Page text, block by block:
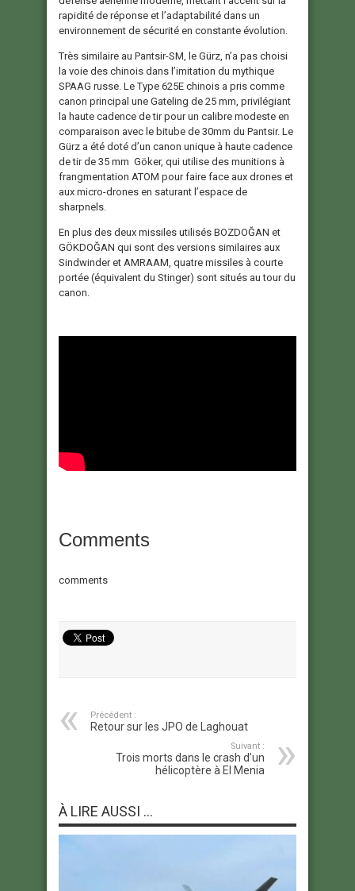
rapidité de réponse et l’adaptabilité dans un
environnement de sécurité en constante évolution.
Très similaire au Pantsir-SM, le Gürz, n’a pas choisi
la voie des chinois dans l’imitation du mythique
SPAAG russe. Le Type 625E chinois a pris comme
canon principal une Gateling de 25 mm, privilégiant
la haute cadence de tir pour un calibre modeste en
comparaison avec le bitube de 30mm du Pantsir. Le
Gürz a été doté d’un canon unique à haute cadence
de tir de 35 mm Göker, qui utilise des munitions à
frangmentation ATOM pour faire face aux drones et
aux micro-drones en saturant l’espace de
sharpnels.
En plus des deux missiles utilisés BOZDOĞAN et
GÖKDOĞAN qui sont des versions similaires aux
Sindwinder et AMRAAM, quatre missiles à courte
portée (équivalent du Stinger) sont situés au tour du
canon.
Comments
comments
Précédent :
Retour sur les JPO de Laghouat
Suivant :
Trois morts dans le crash d’un
hélicoptère à El Menia
À LIRE AUSSI ...